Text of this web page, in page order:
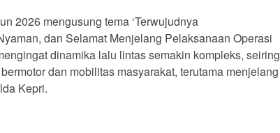
2026 mengusung tema ‘Terwujudnya
dan Selamat Menjelang Pelaksanaan Operasi
dinamika lalu lintas semakin kompleks, seiring
dan mobilitas masyarakat, terutama menjelang
Kepri.